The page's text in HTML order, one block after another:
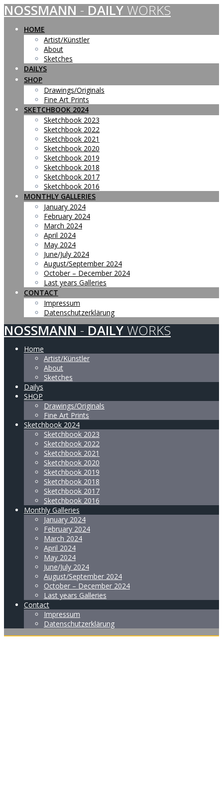
Skip
to
content
NOSSMANN - DAILY WORKS
HOME
Artist/Künstler
About
Sketches
DAILYS
SHOP
Drawings/Originals
Fine Art Prints
SKETCHBOOK 2024
Sketchbook 2023
Sketchbook 2022
Sketchbook 2021
Sketchbook 2020
Sketchbook 2019
Sketchbook 2018
Sketchbook 2017
Sketchbook 2016
MONTHLY GALLERIES
January 2024
February 2024
March 2024
April 2024
May 2024
June/July 2024
August/September 2024
October – December 2024
Last years Galleries
CONTACT
Impressum
Datenschutzerklärung
NOSSMANN - DAILY WORKS
Home
Artist/Künstler
About
Sketches
Dailys
SHOP
Drawings/Originals
Fine Art Prints
Sketchbook 2024
Sketchbook 2023
Sketchbook 2022
Sketchbook 2021
Sketchbook 2020
Sketchbook 2019
Sketchbook 2018
Sketchbook 2017
Sketchbook 2016
Monthly Galleries
January 2024
February 2024
March 2024
April 2024
May 2024
June/July 2024
August/September 2024
October – December 2024
Last years Galleries
Contact
Impressum
Datenschutzerklärung